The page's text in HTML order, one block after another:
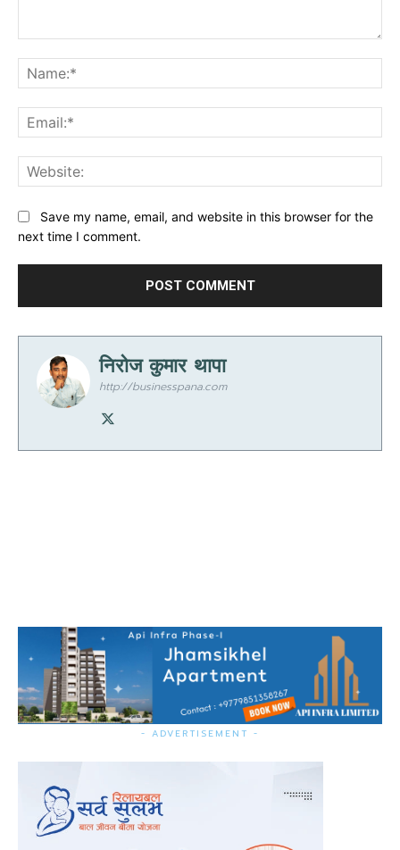
Save my name, email, and website in this browser for the
next time I comment.
निरोज कुमार थापा
http://businesspana.com
- ADVERTISEMENT -